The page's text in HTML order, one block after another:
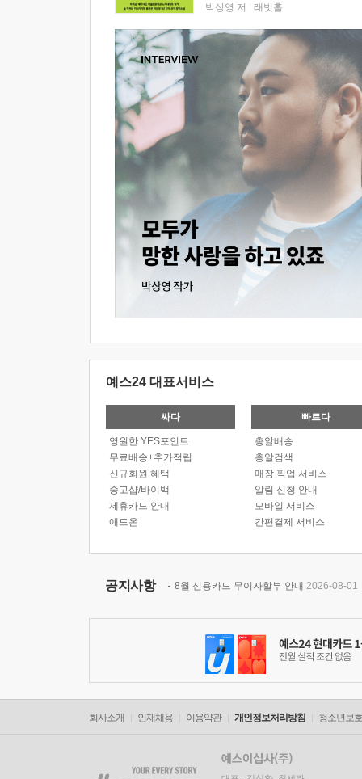
박상영 저 래빗홀
예스24 대표서비스
싸다
영원한 YES포인트
무료배송+추가적립
신규회원 혜택
중고샵/바이백
제휴카드 안내
애드온
빠르다
총알배송
총알검색
매장 픽업 서비스
알림 신청 안내
모바일 서비스
간편결제 서비스
공지사항 8월 신용카드 무이자할부 안내 2026-08-01
회사소개 인재채용 이용약관 개인정보처리방침 청소년보